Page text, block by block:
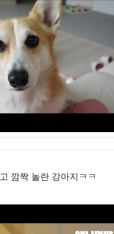
깜짝 놀란 강아지ㅋㅋ